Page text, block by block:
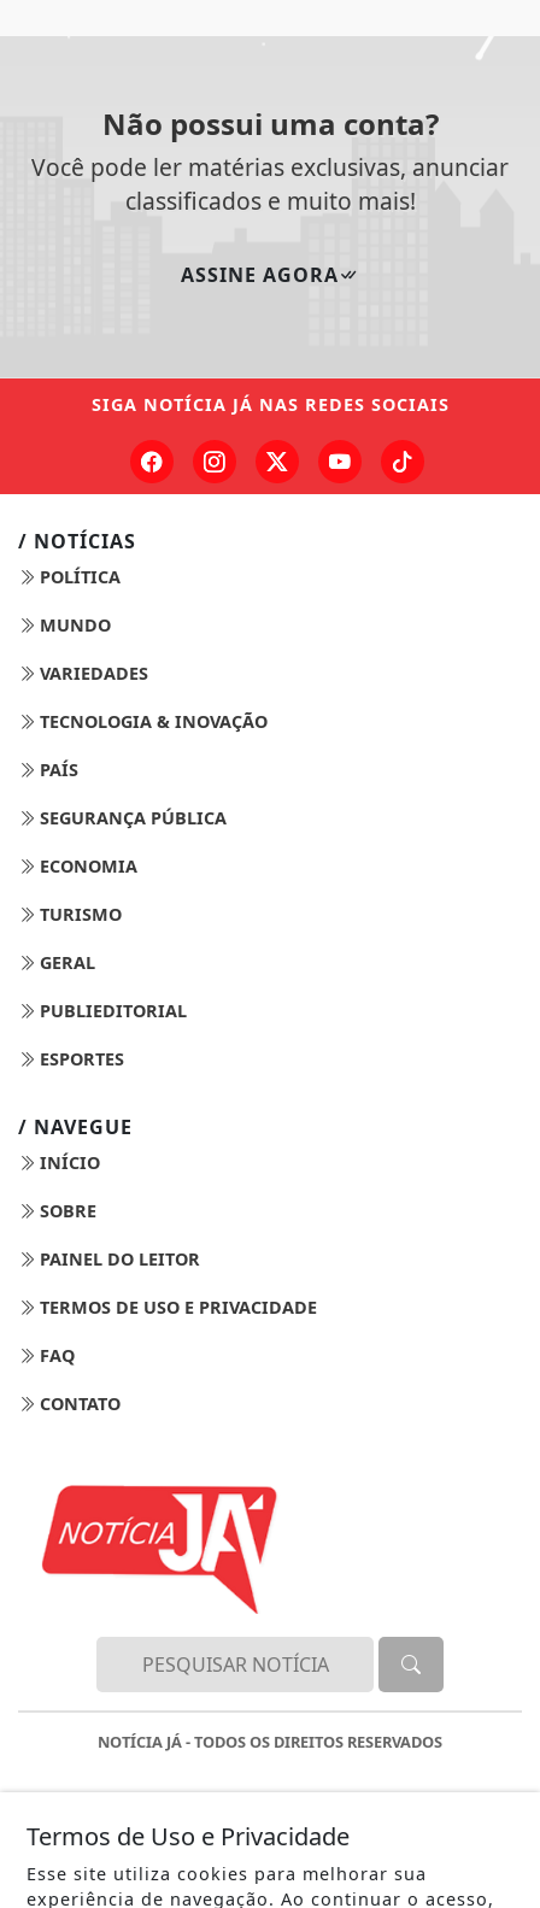
Não possui uma conta?
Você pode ler matérias exclusivas, anunciar
classificados e muito mais!
ASSINE AGORA
SIGA NOTÍCIA JÁ NAS REDES SOCIAIS
/ NOTÍCIAS
POLÍTICA
MUNDO
VARIEDADES
TECNOLOGIA & INOVAÇÃO
PAÍS
SEGURANÇA PÚBLICA
ECONOMIA
TURISMO
GERAL
PUBLIEDITORIAL
ESPORTES
/ NAVEGUE
INÍCIO
SOBRE
PAINEL DO LEITOR
TERMOS DE USO E PRIVACIDADE
FAQ
CONTATO
NOTÍCIA JÁ - TODOS OS DIREITOS RESERVADOS
Termos de Uso e Privacidade
Esse site utiliza cookies para melhorar sua
experiência de navegação. Ao continuar o acesso,